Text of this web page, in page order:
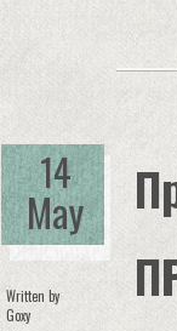
14
May
Written by
Goxy